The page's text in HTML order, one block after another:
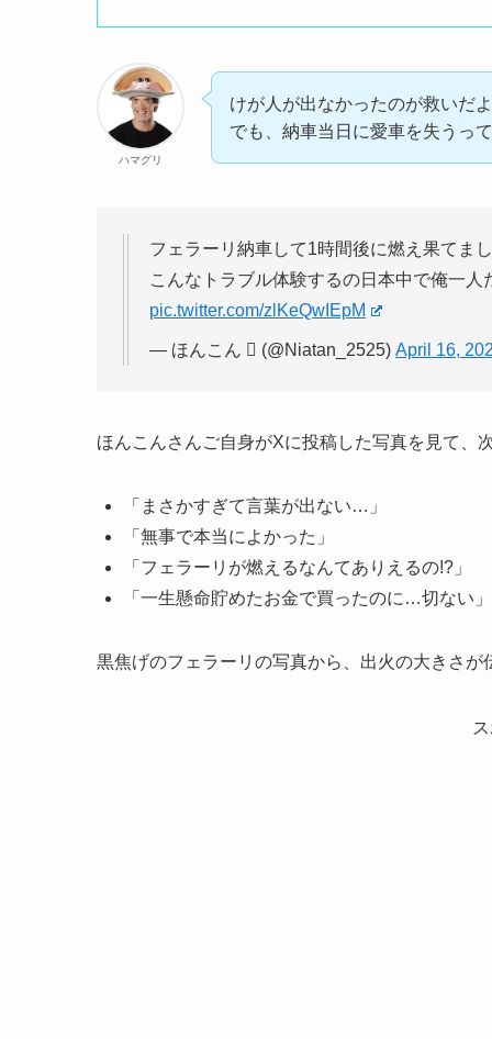
ハマグリ
けが人が出なかったのが救いだ
でも、納車当日に愛車を失うっ
フェラーリ納車して1時間後に燃え果てま
こんなトラブル体験するの日本中で俺一人
pic.twitter.com/zlKeQwIEpM
— ほんこん  (@Niatan_2525) April 16,
ほんこんさんご自身がXに投稿した写真を見て、
「まさかすぎて言葉が出ない…」
「無事で本当によかった」
「フェラーリが燃えるなんてありえるの!?」
「一生懸命貯めたお金で買ったのに…切ない」
黒焦げのフェラーリの写真から、出火の大きさが